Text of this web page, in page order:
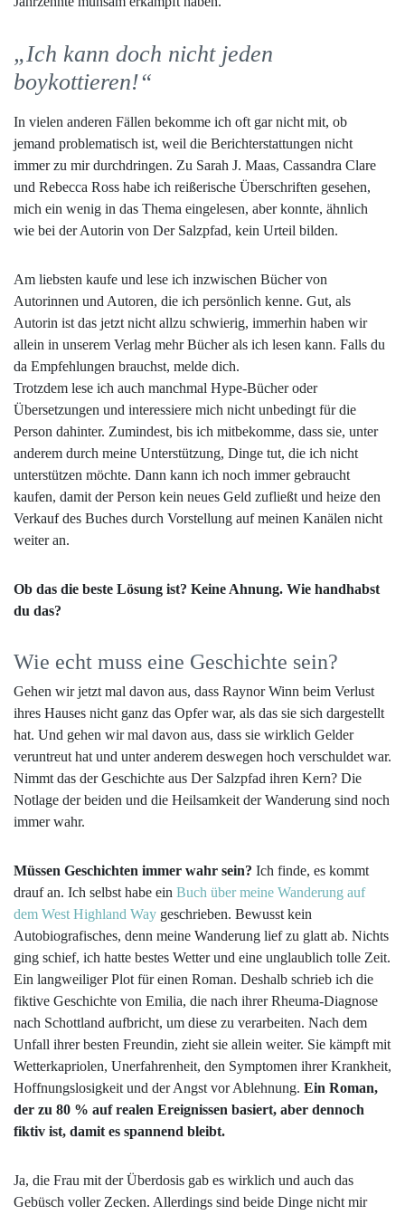
„Ich kann doch nicht jeden
boykottieren!“
In vielen anderen Fällen bekomme ich oft gar nicht mit, ob
jemand problematisch ist, weil die Berichterstattungen nicht
immer zu mir durchdringen. Zu Sarah J. Maas, Cassandra Clare
und Rebecca Ross habe ich reißerische Überschriften gesehen,
mich ein wenig in das Thema eingelesen, aber konnte, ähnlich
wie bei der Autorin von Der Salzpfad, kein Urteil bilden.
Am liebsten kaufe und lese ich inzwischen Bücher von
Autorinnen und Autoren, die ich persönlich kenne. Gut, als
Autorin ist das jetzt nicht allzu schwierig, immerhin haben wir
allein in unserem Verlag mehr Bücher als ich lesen kann. Falls du
da Empfehlungen brauchst, melde dich.
Trotzdem lese ich auch manchmal Hype-Bücher oder
Übersetzungen und interessiere mich nicht unbedingt für die
Person dahinter. Zumindest, bis ich mitbekomme, dass sie, unter
anderem durch meine Unterstützung, Dinge tut, die ich nicht
unterstützen möchte. Dann kann ich noch immer gebraucht
kaufen, damit der Person kein neues Geld zufließt und heize den
Verkauf des Buches durch Vorstellung auf meinen Kanälen nicht
weiter an.
Ob das die beste Lösung ist? Keine Ahnung. Wie handhabst
du das?
Wie echt muss eine Geschichte sein?
Gehen wir jetzt mal davon aus, dass Raynor Winn beim Verlust
ihres Hauses nicht ganz das Opfer war, als das sie sich dargestellt
hat. Und gehen wir mal davon aus, dass sie wirklich Gelder
veruntreut hat und unter anderem deswegen hoch verschuldet war.
Nimmt das der Geschichte aus Der Salzpfad ihren Kern? Die
Notlage der beiden und die Heilsamkeit der Wanderung sind noch
immer wahr.
Müssen Geschichten immer wahr sein? Ich finde, es kommt
drauf an. Ich selbst habe ein Buch über meine Wanderung auf
dem West Highland Way geschrieben. Bewusst kein
Autobiografisches, denn meine Wanderung lief zu glatt ab. Nichts
ging schief, ich hatte bestes Wetter und eine unglaublich tolle Zeit.
Ein langweiliger Plot für einen Roman. Deshalb schrieb ich die
fiktive Geschichte von Emilia, die nach ihrer Rheuma-Diagnose
nach Schottland aufbricht, um diese zu verarbeiten. Nach dem
Unfall ihrer besten Freundin, zieht sie allein weiter. Sie kämpft mit
Wetterkapriolen, Unerfahrenheit, den Symptomen ihrer Krankheit,
Hoffnungslosigkeit und der Angst vor Ablehnung. Ein Roman,
der zu 80 % auf realen Ereignissen basiert, aber dennoch
fiktiv ist, damit es spannend bleibt.
Ja, die Frau mit der Überdosis gab es wirklich und auch das
Gebüsch voller Zecken. Allerdings sind beide Dinge nicht mir